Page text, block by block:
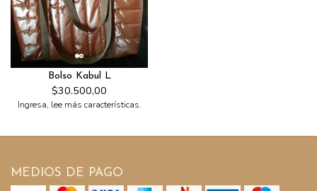
Bolso Kabul L
$30.500,00
Ingresa, lee más características.
MEDIOS DE PAGO